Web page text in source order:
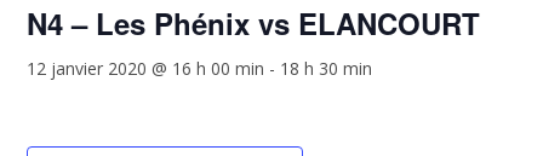
N4 – Les Phénix vs ELANCOURT
12 janvier 2020 @ 16 h 00 min - 18 h 30 min